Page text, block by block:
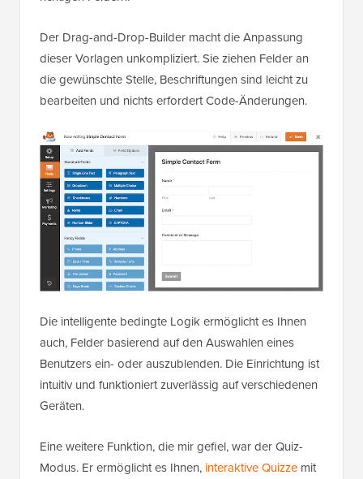
Der Drag-and-Drop-Builder macht die Anpassung
dieser Vorlagen unkompliziert. Sie ziehen Felder an
die gewünschte Stelle, Beschriftungen sind leicht zu
bearbeiten und nichts erfordert Code-Änderungen.
Die intelligente bedingte Logik ermöglicht es Ihnen
auch, Felder basierend auf den Auswahlen eines
Benutzers ein- oder auszublenden. Die Einrichtung ist
intuitiv und funktioniert zuverlässig auf verschiedenen
Geräten.
Eine weitere Funktion, die mir gefiel, war der Quiz-
Modus. Er ermöglicht es Ihnen, interaktive Quizze mit